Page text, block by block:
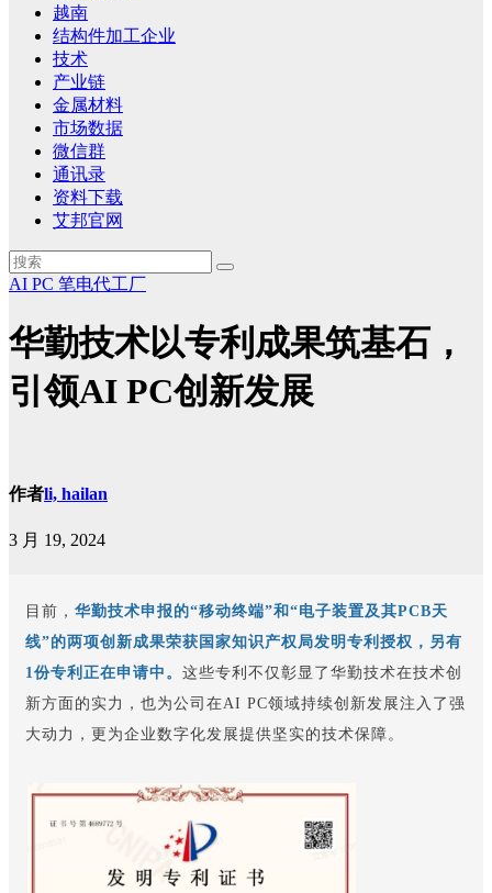
越南
结构件加工企业
技术
产业链
金属材料
市场数据
微信群
通讯录
资料下载
艾邦官网
AI PC 笔电代工厂
华勤技术以专利成果筑基石，
引领AI PC创新发展
作者li, hailan
3 月 19, 2024
目前， 华勤技术申报的“移动终端”和“电子装置及其PCB天
线”的两项创新成果荣获国家知识产权局发明专利授权，另有
1份专利正在申请中。 这些专利不仅彰显了华勤技术在技术创
新方面的实力，也为公司在AI PC领域持续创新发展注入了强
大动力，更为企业数字化发展提供坚实的技术保障。